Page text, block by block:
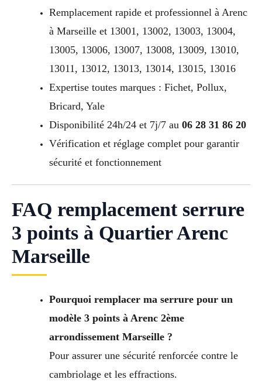
Remplacement rapide et professionnel à Arenc
à Marseille et 13001, 13002, 13003, 13004,
13005, 13006, 13007, 13008, 13009, 13010,
13011, 13012, 13013, 13014, 13015, 13016
Expertise toutes marques : Fichet, Pollux,
Bricard, Yale
Disponibilité 24h/24 et 7j/7 au 06 28 31 86 20
Vérification et réglage complet pour garantir
sécurité et fonctionnement
FAQ remplacement serrure
3 points à Quartier Arenc
Marseille
Pourquoi remplacer ma serrure pour un
modèle 3 points à Arenc 2ème
arrondissement Marseille ?
Pour assurer une sécurité renforcée contre le
cambriolage et les effractions.